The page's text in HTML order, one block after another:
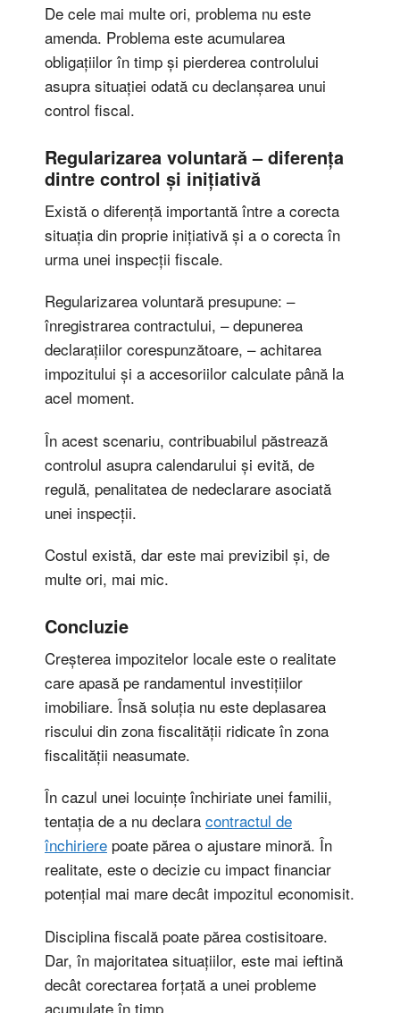
De cele mai multe ori, problema nu este
amenda. Problema este acumularea
obligațiilor în timp și pierderea controlului
asupra situației odată cu declanșarea unui
control fiscal.
Regularizarea voluntară – diferența
dintre control și inițiativă
Există o diferență importantă între a corecta
situația din proprie inițiativă și a o corecta în
urma unei inspecții fiscale.
Regularizarea voluntară presupune: –
înregistrarea contractului, – depunerea
declarațiilor corespunzătoare, – achitarea
impozitului și a accesoriilor calculate până la
acel moment.
În acest scenariu, contribuabilul păstrează
controlul asupra calendarului și evită, de
regulă, penalitatea de nedeclarare asociată
unei inspecții.
Costul există, dar este mai previzibil și, de
multe ori, mai mic.
Concluzie
Creșterea impozitelor locale este o realitate
care apasă pe randamentul investițiilor
imobiliare. Însă soluția nu este deplasarea
riscului din zona fiscalității ridicate în zona
fiscalității neasumate.
În cazul unei locuințe închiriate unei familii,
tentația de a nu declara contractul de
închiriere poate părea o ajustare minoră. În
realitate, este o decizie cu impact financiar
potențial mai mare decât impozitul economisit.
Disciplina fiscală poate părea costisitoare.
Dar, în majoritatea situațiilor, este mai ieftină
decât corectarea forțată a unei probleme
acumulate în timp.